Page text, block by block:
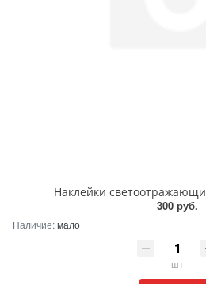
Наклейки
300 руб.
Наличие:мало
шт